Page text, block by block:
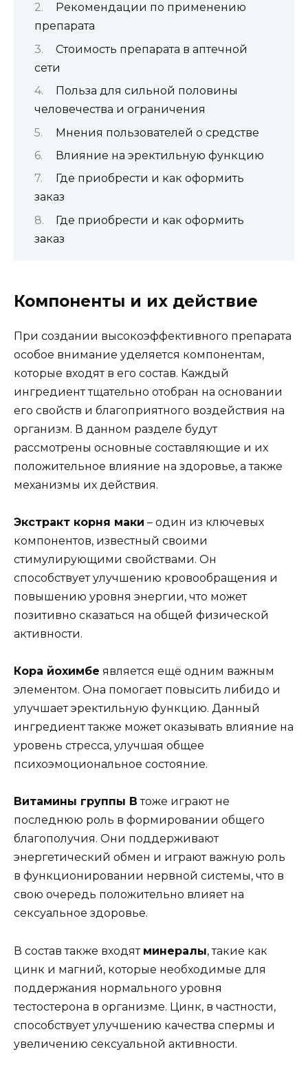
Рекомендации по применению
препарата
Стоимость препарата в аптечной
сети
Польза для сильной половины
человечества и ограничения
Мнения пользователей о средстве
Влияние на эректильную функцию
Где приобрести и как оформить
заказ
Где приобрести и как оформить
заказ
Компоненты и их действие
При создании высокоэффективного препарата
особое внимание уделяется компонентам,
которые входят в его состав. Каждый
ингредиент тщательно отобран на основании
его свойств и благоприятного воздействия на
организм. В данном разделе будут
рассмотрены основные составляющие и их
положительное влияние на здоровье, а также
механизмы их действия.
Экстракт корня маки – один из ключевых
компонентов, известный своими
стимулирующими свойствами. Он
способствует улучшению кровообращения и
повышению уровня энергии, что может
позитивно сказаться на общей физической
активности.
Кора йохимбе является ещё одним важным
элементом. Она помогает повысить либидо и
улучшает эректильную функцию. Данный
ингредиент также может оказывать влияние на
уровень стресса, улучшая общее
психоэмоциональное состояние.
Витамины группы B тоже играют не
последнюю роль в формировании общего
благополучия. Они поддерживают
энергетический обмен и играют важную роль
в функционировании нервной системы, что в
свою очередь положительно влияет на
сексуальное здоровье.
В состав также входят минералы, такие как
цинк и магний, которые необходимые для
поддержания нормального уровня
тестостерона в организме. Цинк, в частности,
способствует улучшению качества спермы и
увеличению сексуальной активности.